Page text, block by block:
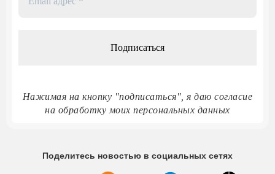
Нажимая на кнопку "подписаться", я даю согласие
на обработку моих персональных данных
Поделитесь новостью в социальных сетях